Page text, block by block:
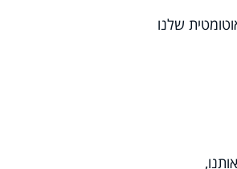
שלנו